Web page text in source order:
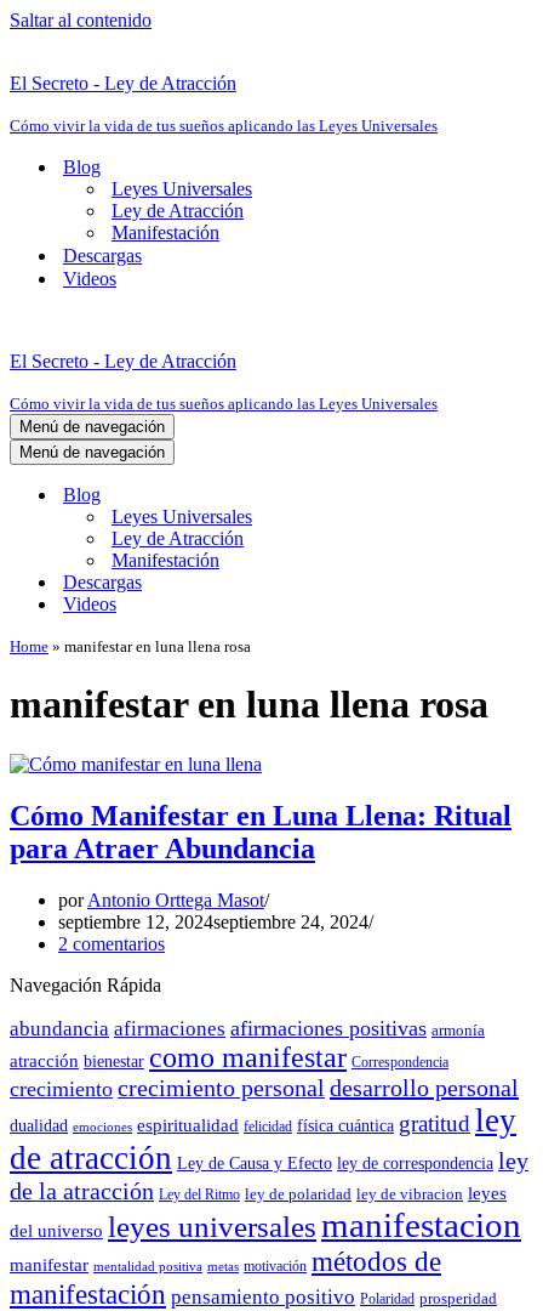
Saltar al contenido
El Secreto - Ley de Atracción
Cómo vivir la vida de tus sueños aplicando las Leyes Universales
Blog
Leyes Universales
Ley de Atracción
Manifestación
Descargas
Videos
El Secreto - Ley de Atracción
Cómo vivir la vida de tus sueños aplicando las Leyes Universales
Menú de navegación
Menú de navegación
Blog
Leyes Universales
Ley de Atracción
Manifestación
Descargas
Videos
Home » manifestar en luna llena rosa
manifestar en luna llena rosa
Cómo Manifestar en Luna Llena: Ritual
para Atraer Abundancia
porAntonio Orttega Masot
septiembre 12, 2024septiembre 24, 2024
2 comentarios
Navegación Rápida
abundancia afirmaciones afirmaciones positivas armonía
atracción bienestar como manifestar Correspondencia
crecimiento crecimiento personal desarrollo personal
dualidad emociones espiritualidad felicidad física cuántica gratitud ley
de atracción Ley de Causa y Efecto ley de correspondencia ley
de la atracción Ley del Ritmo ley de polaridad ley de vibracion leyes
del universo leyes universalesmanifestacion
manifestar mentalidad positiva metas motivación métodos de
manifestación pensamiento positivo Polaridad prosperidad